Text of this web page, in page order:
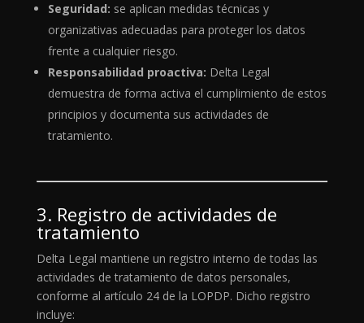
Seguridad: se aplican medidas técnicas y
organizativas adecuadas para proteger los datos
frente a cualquier riesgo.
Responsabilidad proactiva: Delta Legal
demuestra de forma activa el cumplimiento de estos
principios y documenta sus actividades de
tratamiento.
3. Registro de actividades de
tratamiento
Delta Legal mantiene un registro interno de todas las
actividades de tratamiento de datos personales,
conforme al artículo 24 de la LOPDP. Dicho registro
incluye: